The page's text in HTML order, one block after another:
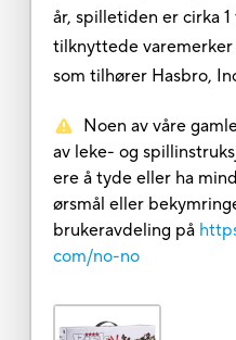
år, spilletiden er cirka
tilknyttede
som tilhører Hasbro,
Noen av våre
av leke- og
ere å tyde eller ha
ørsmål eller
brukeravdeling på
com/no-no